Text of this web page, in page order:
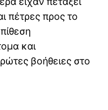
πέτρες προς το
και
βοήθειες στο